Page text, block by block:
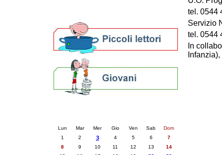
tel. 0544
Servizio
tel. 0544
In
Lun Mar Mer Gio Ven Sab
Dom
1
2 3 4 5 6
7
8
9 10 11 12 13
14